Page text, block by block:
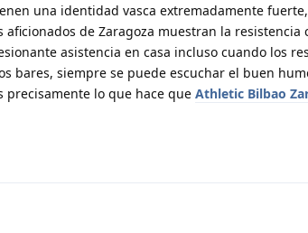
una identidad vasca extremadamente
de Zaragoza muestran la resistencia
asistencia en casa incluso cuando los
bares, siempre se puede escuchar el buen
precisamente lo que hace que Athletic Bilbao